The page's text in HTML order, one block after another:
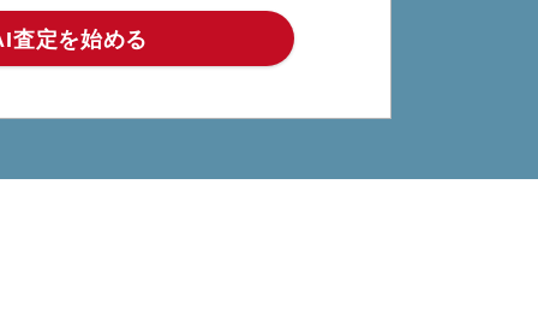
査定を始める